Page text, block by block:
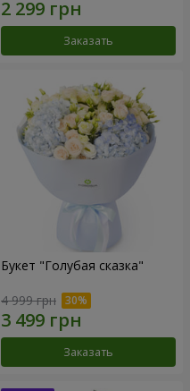
Заказать
Букет "Голубая сказка"
4 999 грн
Заказать